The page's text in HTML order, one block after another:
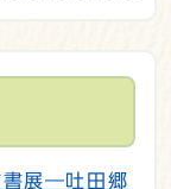
書展―吐田郷